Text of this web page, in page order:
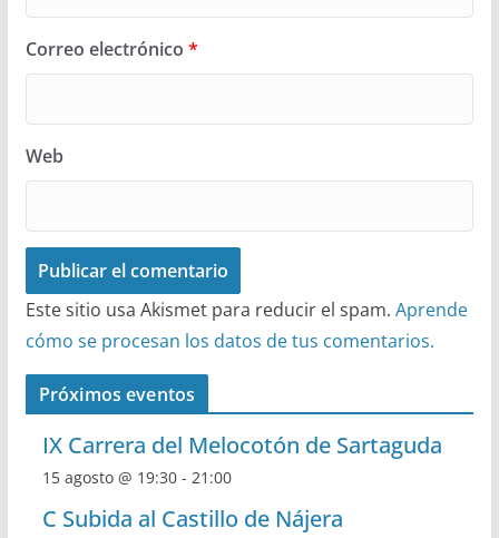
Correo electrónico *
Web
Este sitio usa Akismet para reducir el spam. Aprende
cómo se procesan los datos de tus comentarios.
Próximos eventos
IX Carrera del Melocotón de Sartaguda
15 agosto @ 19:30- 21:00
C Subida al Castillo de Nájera